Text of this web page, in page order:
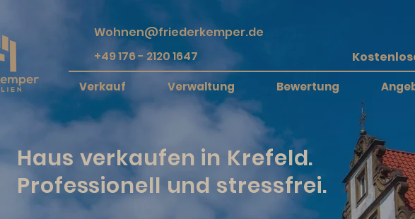
Wohnen@friederkemper.de
+49 176 - 2120 1647
Verkauf Verwaltung Bewertung
Haus verkaufen in Krefeld.
Professionell und stressfrei.